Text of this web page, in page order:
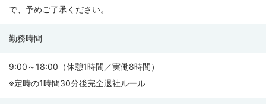
で、予めご了承ください。
勤務時間
9:00～18:00（休憩1時間／実働8時間）
※定時の1時間30分後完全退社ルール